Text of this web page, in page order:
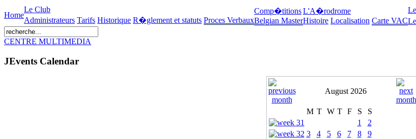
Home
Le Club
Administrateurs Tarifs Historique R�glement et statuts Proces Verbaux
Comp�titions
Belgian Master
L'A�rodrome
Histoire Localisation Carte VAC
CENTRE MULTIMEDIA
JEvents Calendar
August 2026
M T W T F S
S
1
2
3
4 5 6 7 8
9